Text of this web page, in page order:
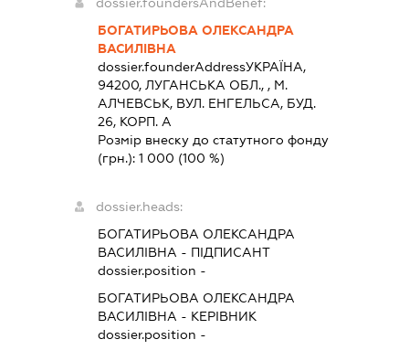
БОГАТИРЬОВА ОЛЕКСАНДРА
ВАСИЛІВНА
dossier.founderAddressУКРАЇНА,
94200, ЛУГАНСЬКА ОБЛ., , М.
АЛЧЕВСЬК, ВУЛ. ЕНГЕЛЬСА, БУД.
26, КОРП. А
Розмір внеску до статутного фонду
(грн.): 1 000 (100 %)
dossier.heads:
БОГАТИРЬОВА ОЛЕКСАНДРА
ВАСИЛІВНА - ПІДПИСАНТ
dossier.position -
БОГАТИРЬОВА ОЛЕКСАНДРА
ВАСИЛІВНА - КЕРІВНИК
dossier.position -